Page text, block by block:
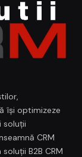
își optimizeze
soluții
CRM
B2B CRM